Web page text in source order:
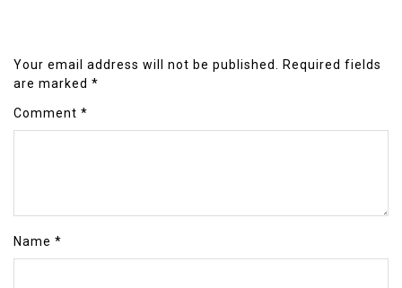
Your email address will not be published.
Required fields
are marked *
Comment *
Name *